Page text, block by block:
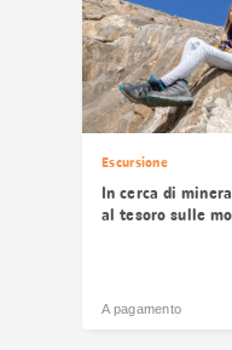
Escursione
In cerca di
al tesoro sulle
A pagamento